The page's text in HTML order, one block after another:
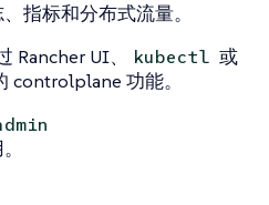
指标和分布式流量。
Rancher UI、 kubectl 或
功能。